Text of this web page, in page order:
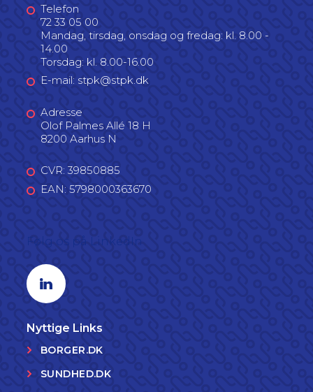
Telefon
72 33 05 00
Mandag, tirsdag, onsdag og fredag: kl. 8.00 -
14.00
Torsdag: kl. 8.00-16.00
E-mail: stpk@stpk.dk
Adresse
Olof Palmes Allé 18 H
8200 Aarhus N
CVR: 39850885
EAN: 5798000363670
Linkedin profil
Nyttige Links
BORGER.DK
SUNDHED.DK